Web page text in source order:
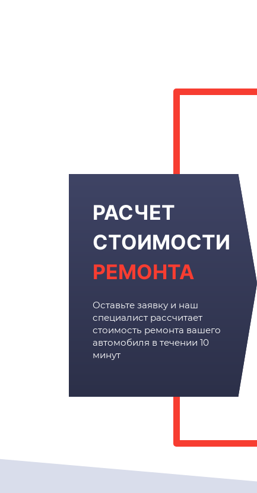
РАСЧЕТ
СТОИМОСТИ
РЕМОНТА
Оставьте заявку и наш
специалист рассчитает
стоимость ремонта вашего
автомобиля в течении 10
минут